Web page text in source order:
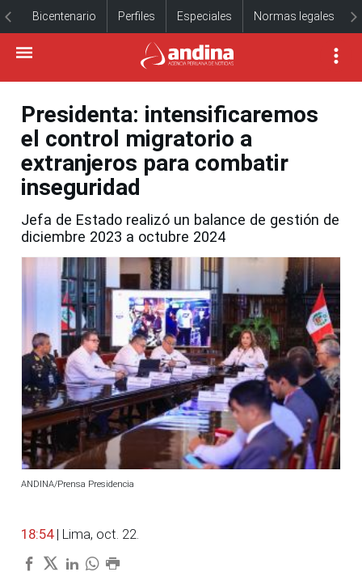
Bicentenario Perfiles Especiales Normas legales
Presidenta: intensificaremos
el control migratorio a
extranjeros para combatir
inseguridad
Jefa de Estado realizó un balance de gestión de
diciembre 2023 a octubre 2024
ANDINA/Prensa Presidencia
18:54 | Lima, oct. 22.